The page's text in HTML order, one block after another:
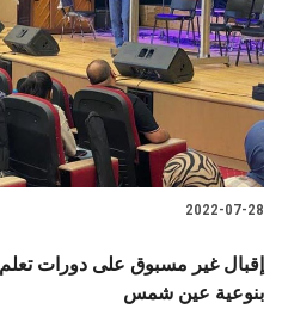
2022-07-28
إقبال غير مسبوق على دورات تعلم
بنوعية عين شمس